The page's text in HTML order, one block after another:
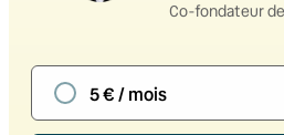
Co-fondateur
5 € / mois